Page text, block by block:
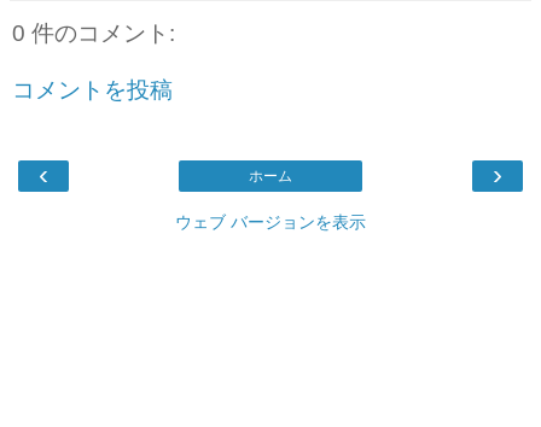
0 件のコメント:
コメントを投稿
‹ ›
ホーム
ウェブ バージョンを表示